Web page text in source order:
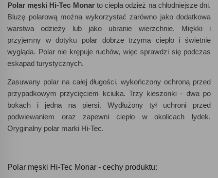
Polar męski Hi-Tec Monarto ciepła odzież na chłodniejsze dni.
Bluzę polarową można wykorzystać zarówno jako dodatkowa
warstwa odzieży lub jako ubranie wierzchnie. Miękki i
przyjemny w dotyku polar dobrze trzyma ciepło i świetnie
wygląda. Polar nie krępuje ruchów, więc sprawdzi się podczas
eskapad turystycznych.
Zasuwany polar na całej długości, wykończony ochroną przed
przypadkowym przycięciem kciuka. Trzy kieszonki - dwa po
bokach i jedna na piersi. Wydłużony tył uchroni przed
podwiewaniem oraz zapewni ciepło w okolicach łydek.
Oryginalny polar marki Hi-Tec.
Polar męski Hi-Tec Monar - cechy produktu: